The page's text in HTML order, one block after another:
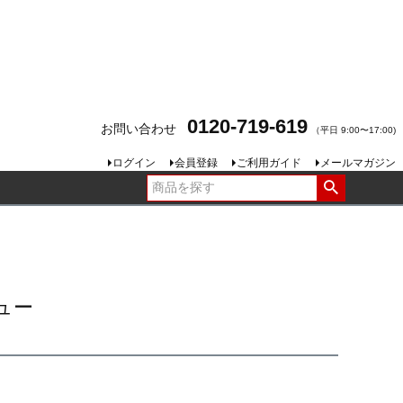
お問い合わせ 0120-719-619 （平日 9:00〜17:00)
ログイン 会員登録 ご利用ガイド メールマガジン
ー